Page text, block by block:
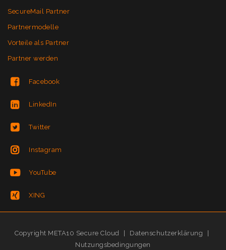
SecureMail Partner
Partnermodelle
Vorteile als Partner
Partner werden
Facebook
LinkedIn
Twitter
Instagram
YouTube
XING
Copyright META10 Secure Cloud | Datenschutzerklärung
|
Nutzungsbedingungen